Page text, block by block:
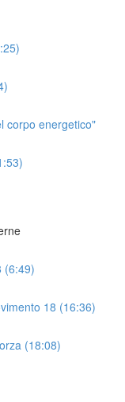
corpo energetico"
(6:49)
18 (16:36)
(18:08)